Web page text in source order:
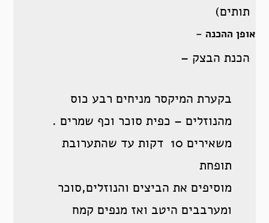
תותים)
אופן ההכנה –
הכנת הבצק –
בקערת המיקסר מניחים רבע כוס
מהנוזלים – כפית סוכר וכף שמרים .
משאירים 10 דקות עד שהתערובת
תופחת
מוסיפים את הביצים והנוזלים,סוכר
ומערבבים היטב ואז מנפים קמח